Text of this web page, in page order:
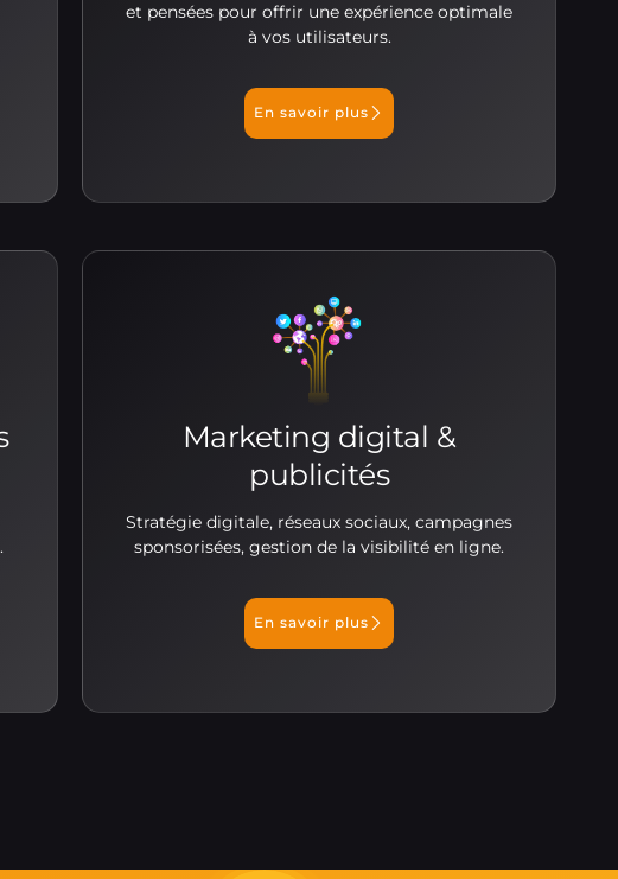
et pensées pour offrir une expérience optimale
à vos utilisateurs.
En savoir plus
Marketing digital &
publicités
Stratégie digitale, réseaux sociaux, campagnes
sponsorisées, gestion de la visibilité en ligne.
En savoir plus